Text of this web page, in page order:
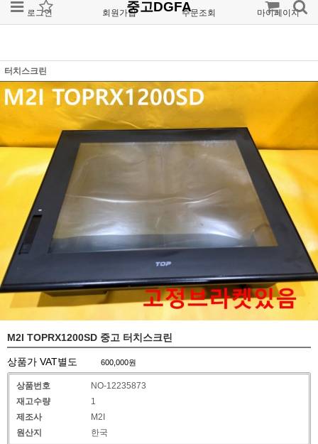
로그인 회원가입 주문조회 마이페이지
중고DGFA
터치스크린
M2I TOPRX1200SD 중고 터치스크린
상품가 VAT별도 600,000원
상품번호
NO-12235873
재고수량
1
제조사
M2I
원산지
한국